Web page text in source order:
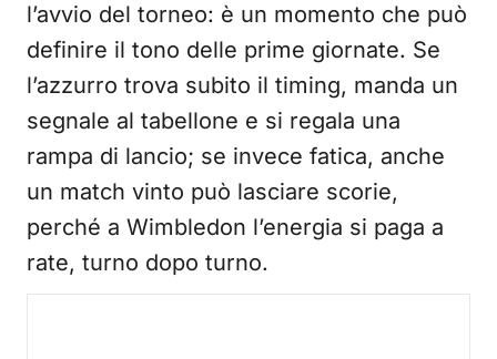
l’avvio del torneo: è un momento che può
definire il tono delle prime giornate. Se
l’azzurro trova subito il timing, manda un
segnale al tabellone e si regala una
rampa di lancio; se invece fatica, anche
un match vinto può lasciare scorie,
perché a Wimbledon l’energia si paga a
rate, turno dopo turno.